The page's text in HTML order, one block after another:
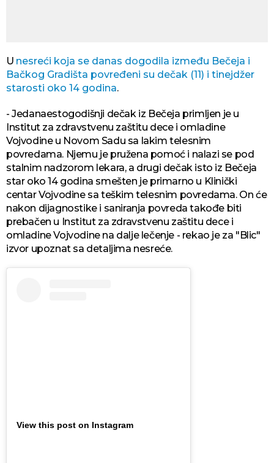
U nesreći koja se danas dogodila između Bečeja i
Bačkog Gradišta povređeni su dečak (11) i tinejdžer
starosti oko 14 godina.
- Jedanaestogodišnji dečak iz Bečeja primljen je u
Institut za zdravstvenu zaštitu dece i omladine
Vojvodine u Novom Sadu sa lakim telesnim
povredama. Njemu je pružena pomoć i nalazi se pod
stalnim nadzorom lekara, a drugi dečak isto iz Bečeja
star oko 14 godina smešten je primarno u Klinički
centar Vojvodine sa teškim telesnim povredama. On će
nakon dijagnostike i saniranja povreda takođe biti
prebačen u Institut za zdravstvenu zaštitu dece i
omladine Vojvodine na dalje lečenje - rekao je za "Blic"
izvor upoznat sa detaljima nesreće.
View this post on Instagram